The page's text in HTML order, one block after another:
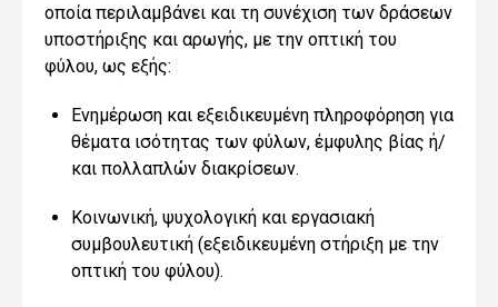
οποία περιλαμβάνει και τη συνέχιση των δράσεων
υποστήριξης και αρωγής, με την οπτική του
φύλου, ως εξής:
Ενημέρωση και εξειδικευμένη πληροφόρηση για
θέματα ισότητας των φύλων, έμφυλης βίας ή/
και πολλαπλών διακρίσεων.
Κοινωνική, ψυχολογική και εργασιακή
συμβουλευτική (εξειδικευμένη στήριξη με την
οπτική του φύλου).